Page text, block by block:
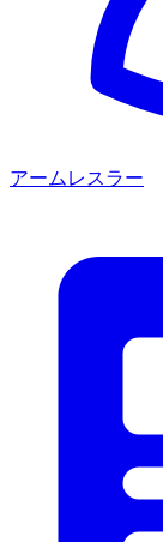
アームレスラー